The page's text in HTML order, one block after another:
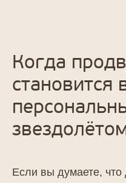
Когда
становится
Если вы думаете, что
Что мы делаем
Примеры
комплексного